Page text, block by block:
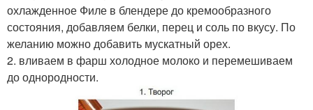
охлажденное Филе в блендере до кремообразного
состояния, добавляем белки, перец и соль по вкусу. По
желанию можно добавить мускатный орех.
2. вливаем в фарш холодное молоко и перемешиваем
до однородности.